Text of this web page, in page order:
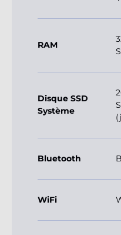
RAM
Disque SSD
Système
Bluetooth
WiFi